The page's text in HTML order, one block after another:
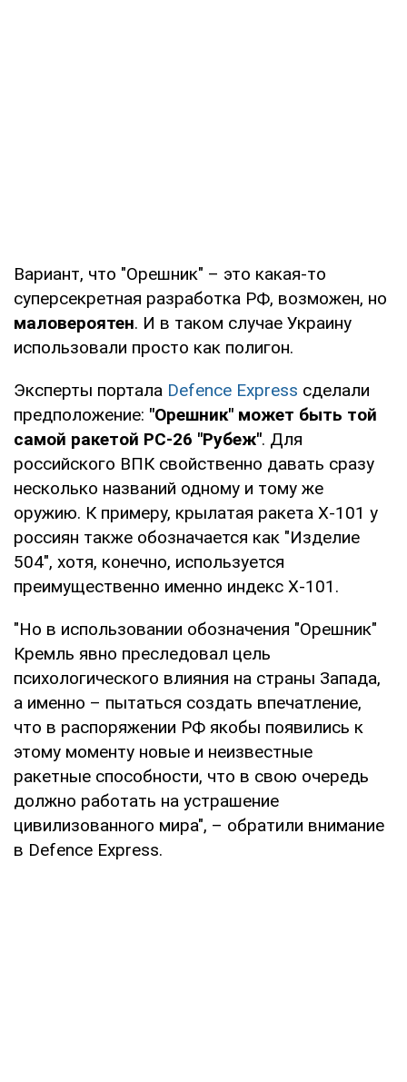
Вариант, что "Орешник" – это какая-то
суперсекретная разработка РФ, возможен, но
маловероятен. И в таком случае Украину
использовали просто как полигон.
Эксперты портала Defence Express сделали
предположение: "Орешник" может быть той
самой ракетой РС-26 "Рубеж". Для
российского ВПК свойственно давать сразу
несколько названий одному и тому же
оружию. К примеру, крылатая ракета Х-101 у
россиян также обозначается как "Изделие
504", хотя, конечно, используется
преимущественно именно индекс Х-101.
"Но в использовании обозначения "Орешник"
Кремль явно преследовал цель
психологического влияния на страны Запада,
а именно – пытаться создать впечатление,
что в распоряжении РФ якобы появились к
этому моменту новые и неизвестные
ракетные способности, что в свою очередь
должно работать на устрашение
цивилизованного мира", – обратили внимание
в Defence Express.